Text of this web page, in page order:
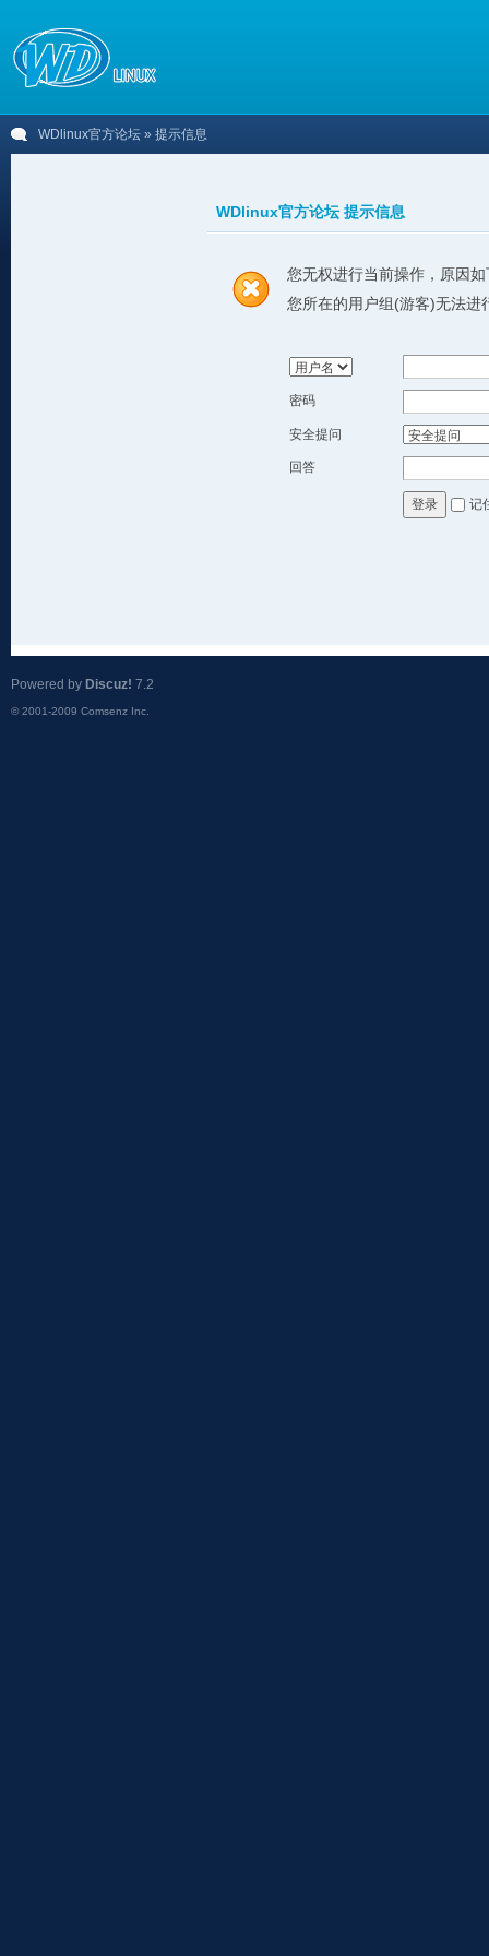
WDlinux官方论坛 » 提示信息
WDlinux官方论坛 提示信息
您无权进行当前操作，原因如
您所在的用户组(游客)无法进
密码
安全提问
回答
登录 记
Powered by Discuz! 7.2
© 2001-2009 Comsenz Inc.